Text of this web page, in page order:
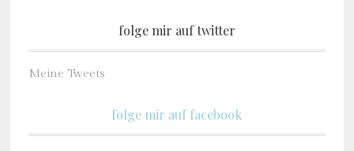
folge mir auf twitter
Meine Tweets
folge mir auf facebook